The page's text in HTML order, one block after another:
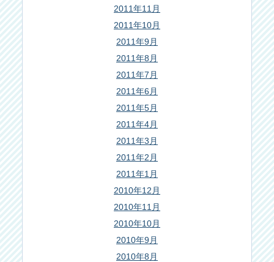
2011年11月
2011年10月
2011年9月
2011年8月
2011年7月
2011年6月
2011年5月
2011年4月
2011年3月
2011年2月
2011年1月
2010年12月
2010年11月
2010年10月
2010年9月
2010年8月